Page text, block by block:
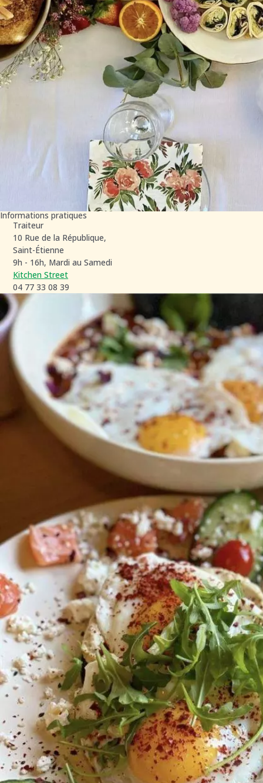
Informations pratiques
Traiteur
10 Rue de la République,
Saint-Étienne
9h - 16h, Mardi au Samedi
Kitchen Street
04 77 33 08 39